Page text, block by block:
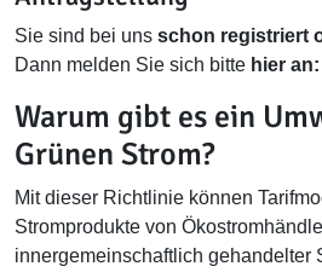
Sie sind bei uns schon registriert
Dann melden Sie sich bitte hier an:
Warum gibt es ein
Grünen Strom?
Mit dieser Richtlinie können
Stromprodukte von
innergemeinschaftlich gehandelter